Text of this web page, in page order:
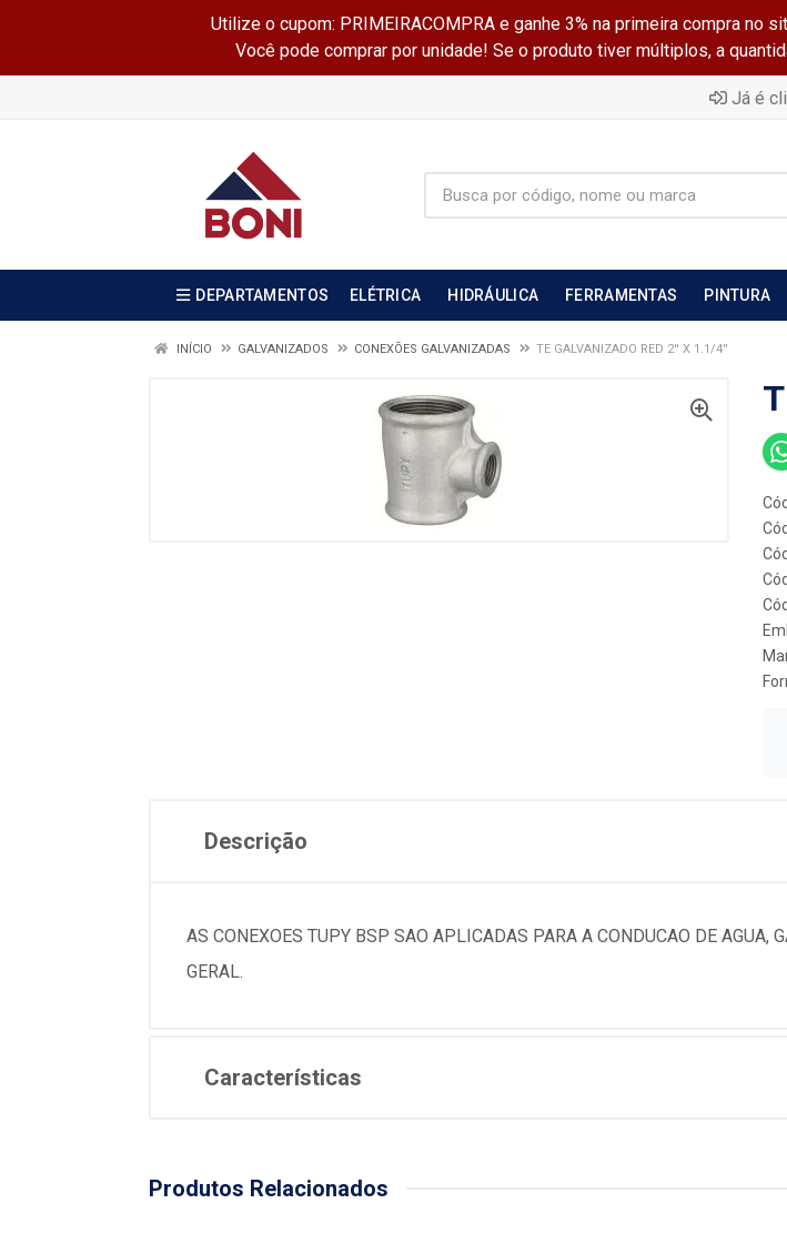
Utilize o cupom: PRIMEIRACOMPRA e ganhe 3% na primeira compra
Você pode comprar por unidade! Se o produto tiver múltiplos, a
Já é
DEPARTAMENTOS ELÉTRICA HIDRÁULICA FERRAMENTAS PINTURA
INÍCIO GALVANIZADOS CONEXÕES GALVANIZADAS TE GALVANIZADO RED 2'' X 1.1/4''
Descrição
AS CONEXOES TUPY BSP SAO APLICADAS PARA A CONDUCAO DE AGUA,
GERAL.
Características
Produtos Relacionados